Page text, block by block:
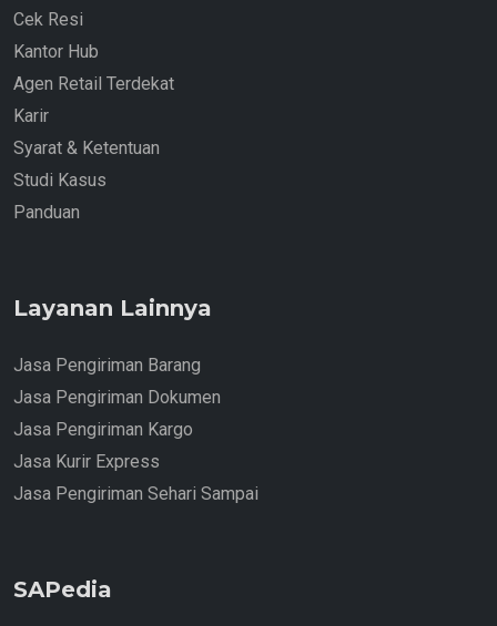
Cek Resi
Kantor Hub
Agen Retail Terdekat
Karir
Syarat & Ketentuan
Studi Kasus
Panduan
Layanan Lainnya
Jasa Pengiriman Barang
Jasa Pengiriman Dokumen
Jasa Pengiriman Kargo
Jasa Kurir Express
Jasa Pengiriman Sehari Sampai
SAPedia